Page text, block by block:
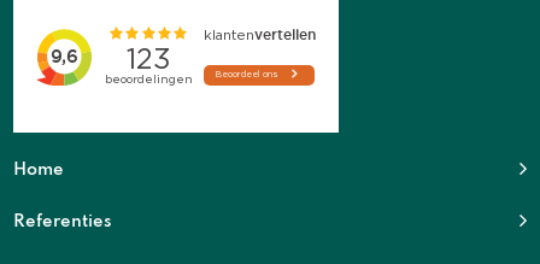
Home
Referenties